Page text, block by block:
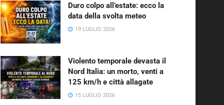
Duro colpo all’estate: ecco la
data della svolta meteo
19 LUGLIO 2026
Violento temporale devasta il
Nord Italia: un morto, venti a
125 km/h e città allagate
15 LUGLIO 2026